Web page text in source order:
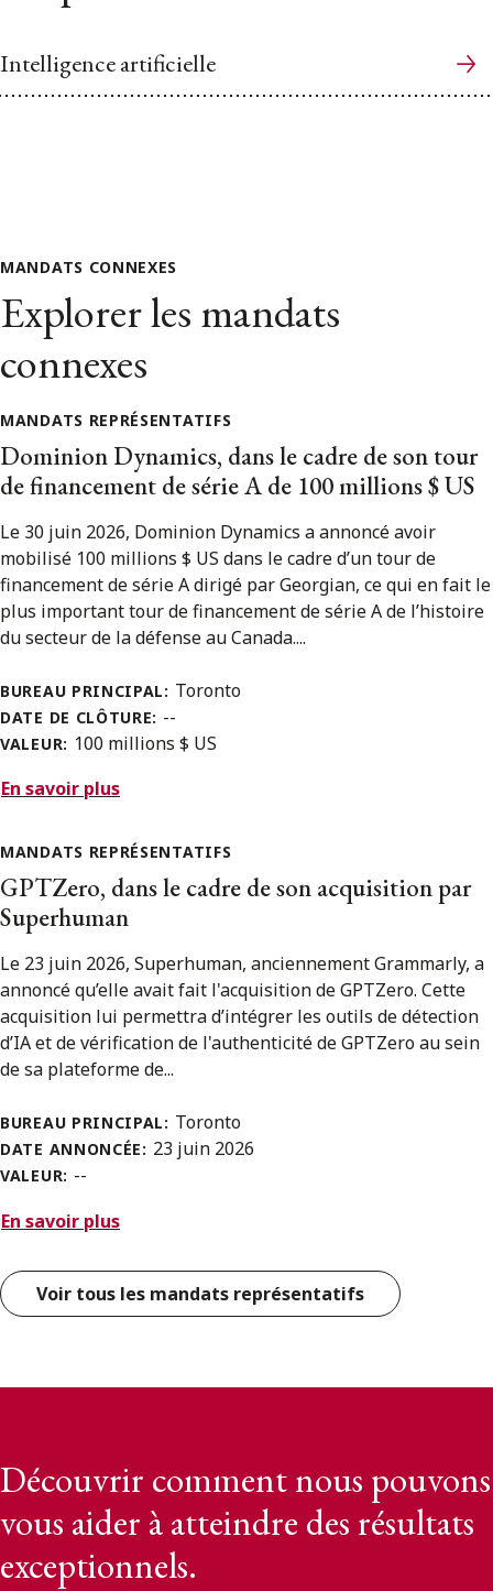
Intelligence artificielle
MANDATS CONNEXES
Explorer les mandats
connexes
MANDATS REPRÉSENTATIFS
Dominion Dynamics, dans le cadre de son tour
de financement de série A de 100 millions $ US
Le 30 juin 2026, Dominion Dynamics a annoncé avoir
mobilisé 100 millions $ US dans le cadre d’un tour de
financement de série A dirigé par Georgian, ce qui en fait le
plus important tour de financement de série A de l’histoire
du secteur de la défense au Canada....
BUREAU PRINCIPAL: Toronto
DATE DE CLÔTURE: --
VALEUR: 100 millions $ US
En savoir plus
MANDATS REPRÉSENTATIFS
GPTZero, dans le cadre de son acquisition par
Superhuman
Le 23 juin 2026, Superhuman, anciennement Grammarly, a
annoncé qu’elle avait fait l'acquisition de GPTZero. Cette
acquisition lui permettra d’intégrer les outils de détection
d’IA et de vérification de l'authenticité de GPTZero au sein
de sa plateforme de...
BUREAU PRINCIPAL: Toronto
DATE ANNONCÉE: 23 juin 2026
VALEUR: --
En savoir plus
Voir tous les mandats représentatifs
Découvrir comment nous pouvons
vous aider à atteindre des résultats
exceptionnels.